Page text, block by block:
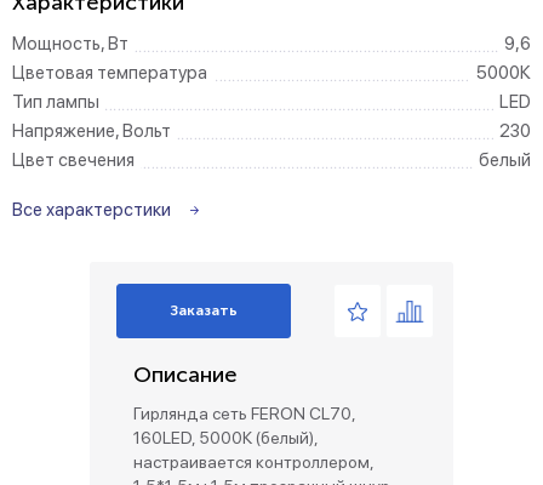
Мощность, Вт
9,6
Цветовая температура
5000К
Тип лампы
LED
Напряжение, Вольт
230
Цвет свечения
белый
Все характерстики
Заказать
Описание
Гирлянда сеть FERON CL70,
160LED, 5000К (белый),
настраивается контроллером,